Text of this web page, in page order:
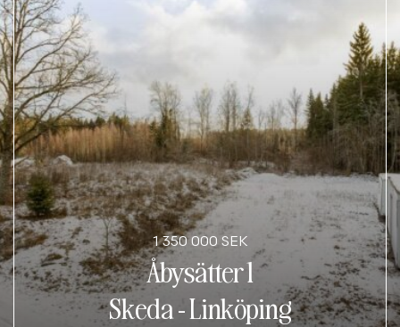
1 350 000 SEK
Åbysätter 1
Skeda-Linköping